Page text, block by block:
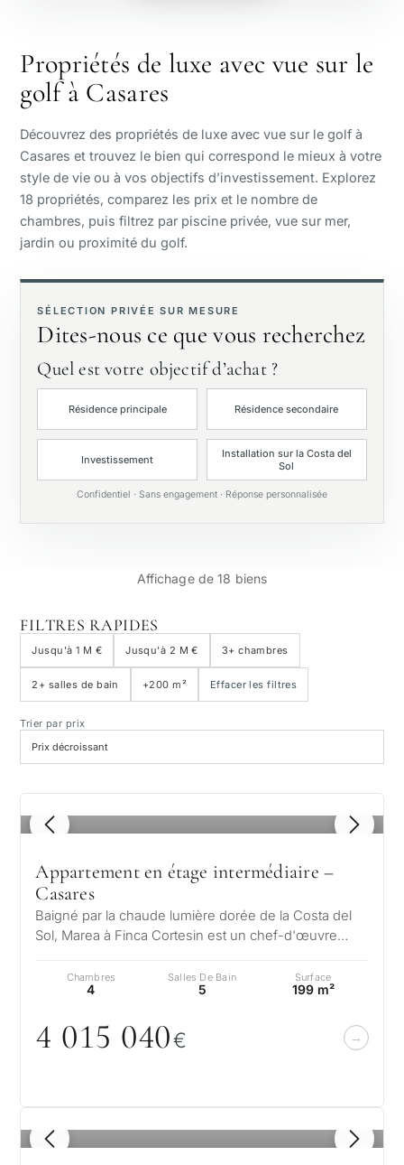
Vue mer
Vue panoramique
Vue golf
Jardin privé
Avec ascenseur
Première ligne de golf
Exclusivités
Propriétés de luxe avec vue sur le
golf à Casares
Découvrez des propriétés de luxe avec vue sur le golf à
Casares et trouvez le bien qui correspond le mieux à votre
style de vie ou à vos objectifs d’investissement. Explorez
18 propriétés, comparez les prix et le nombre de
chambres, puis filtrez par piscine privée, vue sur mer,
jardin ou proximité du golf.
SÉLECTION PRIVÉE SUR MESURE
Dites-nous ce que vous recherchez
Quel est votre objectif d’achat ?
Résidence principale Résidence secondaire
Investissement
Installation sur la Costa del
Sol
Confidentiel · Sans engagement · Réponse personnalisée
Affichage de 18 biens
FILTRES RAPIDES
Jusqu'à 1 M € Jusqu'à 2 M € 3+ chambres
2+ salles de bain +200 m² Effacer les filtres
Trier par prix
1 / 8
Appartement en étage intermédiaire –
Casares
Baigné par la chaude lumière dorée de la Costa del
Sol, Marea à Finca Cortesin est un chef-d'œuvre
Chambres
4
Salles De Bain
5
Surface
199 m²
4 015 040€
1 / 8